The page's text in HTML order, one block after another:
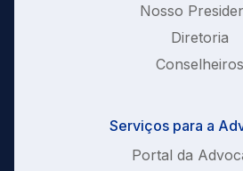
Nosso
Diretoria
Conselheiros
Serviços para a
Portal da